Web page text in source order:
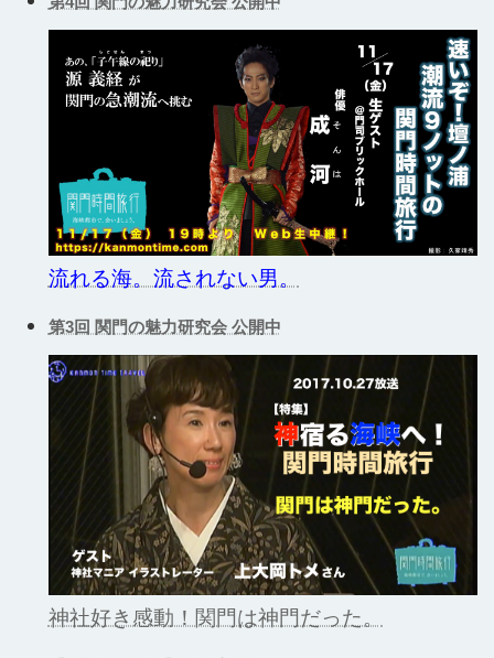
流れる海。流されない男。
第3回 関門の魅力研究会 公開中
神社好き感動！関門は神門だった。